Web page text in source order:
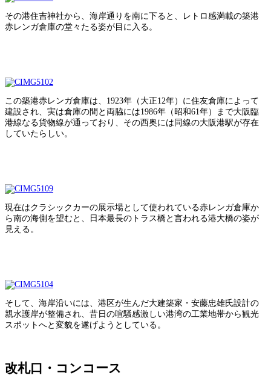
その港住吉神社から、海岸通りを南に下ると、レトロ感満載の築港
赤レンガ倉庫の堂々たる姿が目に入る。
この築港赤レンガ倉庫は、1923年（大正12年）に住友倉庫によって
建設され、実は倉庫の間と両脇には1986年（昭和61年）まで大阪臨
港線なる貨物線が通っており、その西奥には同線の大阪港駅が存在
していたらしい。
現在はクラシックカーの展示場として使われている赤レンガ倉庫か
ら南の海側を望むと、日本最長のトラス橋と言われる港大橋の姿が
見える。
そして、海岸沿いには、港区が生んだ大建築家・安藤忠雄氏設計の
親水護岸が整備され、昔日の喧騒感激しい港湾の工業地帯から観光
スポットへと変貌を遂げようとしている。
改札口・コンコース